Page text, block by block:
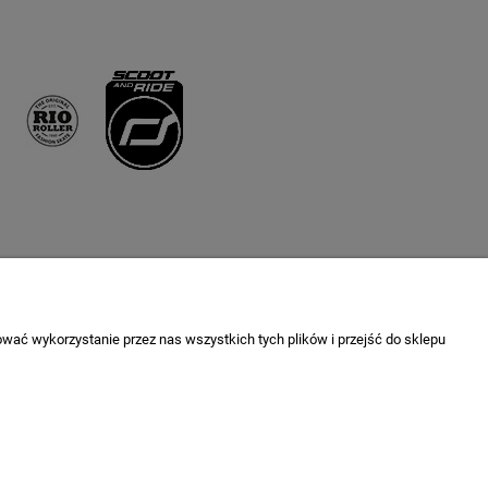
wykorzystanie przez nas wszystkich tych plików i przejść do sklepu